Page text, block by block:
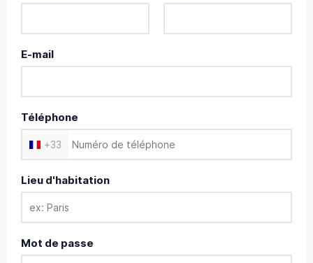
E-mail
Téléphone
+33
Lieu d'habitation
Mot de passe